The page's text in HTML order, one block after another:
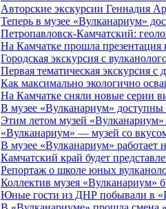
Авторские экскурсии Геннадия
Теперь в музее «Вулканариум»
Петропавловск-Камчатский:
На Камчатке прошла презентация
Городская экскурсия с
Первая тематическая экскурсия с
Как максимально экологично
На Камчатке сняли новые серии
В музее «Вулканариум» доступны
Этим летом музей «Вулканариум»
«Вулканариум» — музей со
В музее «Вулканариум» работает
Камчатский край будет
Репортаж о школе юных
Коллектив музея «Вулканариум»
Юные гости из ДНР побывали в